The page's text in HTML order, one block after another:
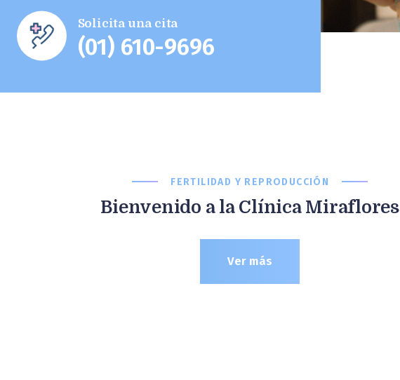
Solicita una cita
(01) 610-9696
FERTILIDAD Y REPRODUCCIÓN
Bienvenido a la Clínica Miraflores
Ver más